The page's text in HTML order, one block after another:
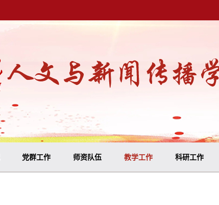
党群工作 师资队伍 教学工作 科研工作